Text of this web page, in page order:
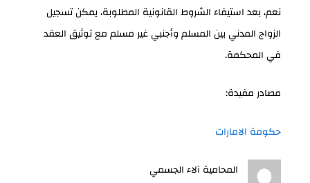
نعم، بعد استيفاء الشروط القانونية المطلوبة، يمكن تسجيل
الزواج المدني بين المسلم وأجنبي غير مسلم مع توثيق العقد
في المحكمة.
مصادر مفيدة:
حكومة الامارات
المحامية آلاء الجسمي